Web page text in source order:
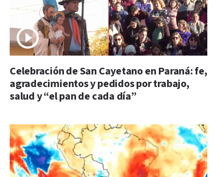
Celebración de San Cayetano en Paraná: fe,
agradecimientos y pedidos por trabajo,
salud y “el pan de cada día”